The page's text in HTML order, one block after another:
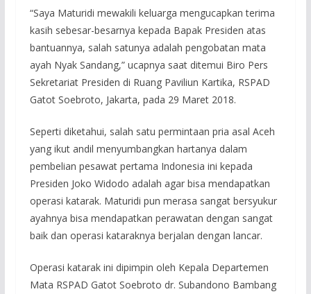
“Saya Maturidi mewakili keluarga mengucapkan terima
kasih sebesar-besarnya kepada Bapak Presiden atas
bantuannya, salah satunya adalah pengobatan mata
ayah Nyak Sandang,” ucapnya saat ditemui Biro Pers
Sekretariat Presiden di Ruang Paviliun Kartika, RSPAD
Gatot Soebroto, Jakarta, pada 29 Maret 2018.
Seperti diketahui, salah satu permintaan pria asal Aceh
yang ikut andil menyumbangkan hartanya dalam
pembelian pesawat pertama Indonesia ini kepada
Presiden Joko Widodo adalah agar bisa mendapatkan
operasi katarak. Maturidi pun merasa sangat bersyukur
ayahnya bisa mendapatkan perawatan dengan sangat
baik dan operasi kataraknya berjalan dengan lancar.
Operasi katarak ini dipimpin oleh Kepala Departemen
Mata RSPAD Gatot Soebroto dr. Subandono Bambang